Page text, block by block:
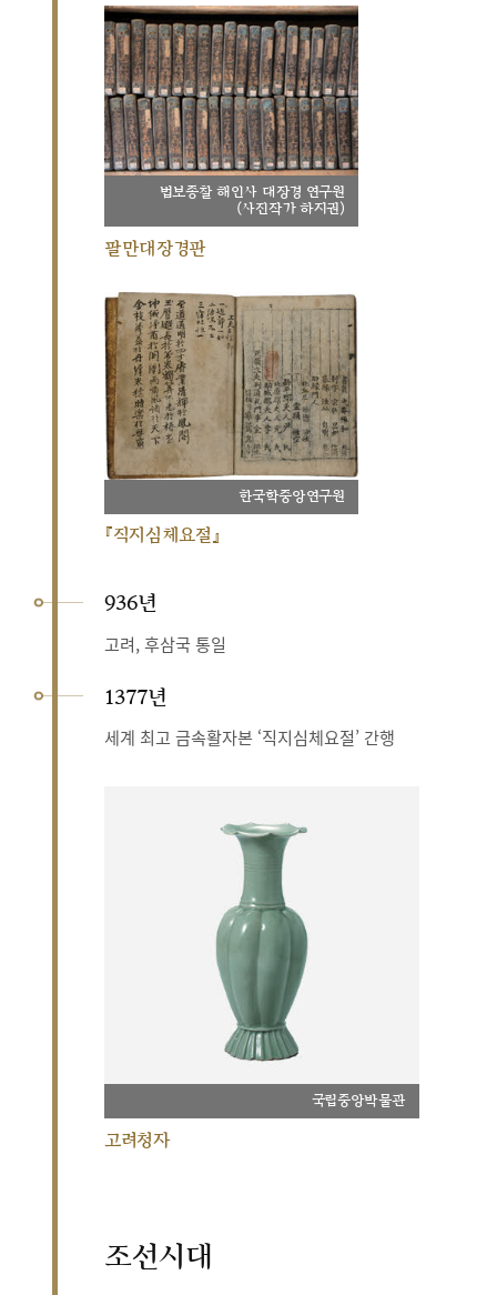
법보종찰 해인사 대장경 연구원
(사진작가 하지권)
팔만대장경판
한국학중앙연구원
『직지심체요절』
936년
고려, 후삼국 통일
1377년
세계 최고 금속활자본 ‘직지심체요절’ 간행
국립중앙박물관
고려청자
조선시대